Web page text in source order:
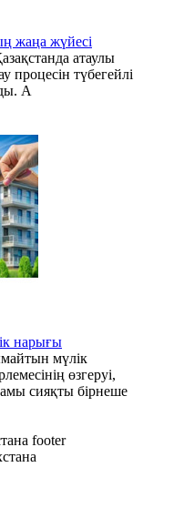
жаңа жүйесі
атаулы
процесін түбегейлі
А
нарығы
мүлік
өзгеруі,
сияқты бірнеше